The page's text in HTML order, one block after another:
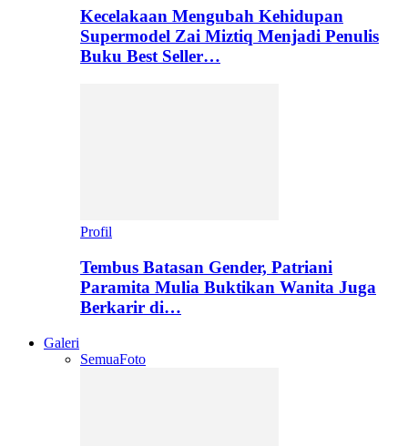
Kecelakaan Mengubah Kehidupan
Supermodel Zai Miztiq Menjadi Penulis
Buku Best Seller…
Profil
Tembus Batasan Gender, Patriani
Paramita Mulia Buktikan Wanita Juga
Berkarir di…
Galeri
SemuaFoto